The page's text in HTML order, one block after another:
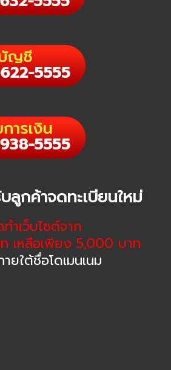
ลูกค้าจดทะเบียนใหม่
ำเว็บไซต์จาก
เหลือเพียง 5,000 บาท
ยใต้ชื่อโดเมนเนม